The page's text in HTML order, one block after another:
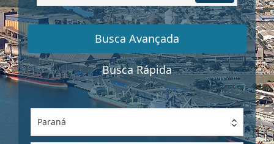
por
Referência
Busca Avançada
Busca Rápida
Paraná